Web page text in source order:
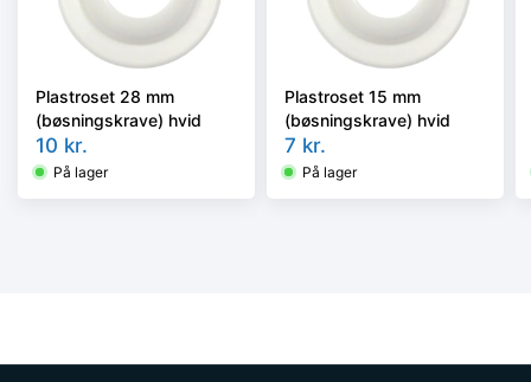
Plastroset 28 mm
(bøsningskrave) hvid
10 kr.
På lager
Plastroset 15 mm
(bøsningskrave) hvid
7 kr.
På lager